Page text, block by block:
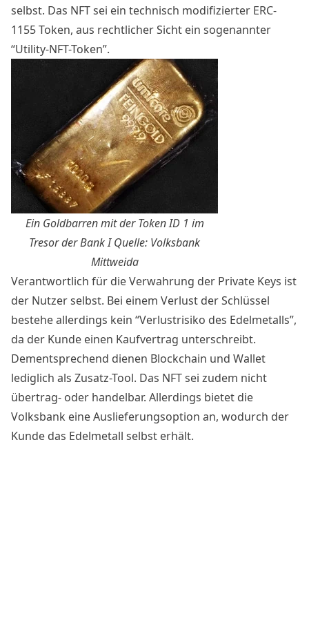
selbst. Das NFT sei ein technisch modifizierter ERC-
1155 Token, aus rechtlicher Sicht ein sogenannter
“Utility-NFT-Token”.
Ein Goldbarren mit der Token ID 1 im
Tresor der Bank I Quelle: Volksbank
Mittweida
Verantwortlich für die Verwahrung der Private Keys ist
der Nutzer selbst. Bei einem Verlust der Schlüssel
bestehe allerdings kein “Verlustrisiko des Edelmetalls”,
da der Kunde einen Kaufvertrag unterschreibt.
Dementsprechend dienen Blockchain und Wallet
lediglich als Zusatz-Tool. Das NFT sei zudem nicht
übertrag- oder handelbar. Allerdings bietet die
Volksbank eine Auslieferungsoption an, wodurch der
Kunde das Edelmetall selbst erhält.